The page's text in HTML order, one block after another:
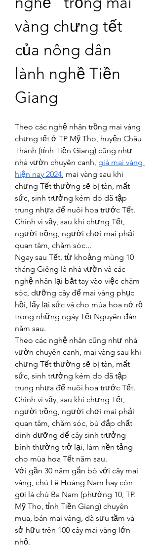
vàng chưng tết
của nông dân
lành nghề Tiền
Giang
Theo các nghệ nhân trồng mai vàng
chưng tết ở TP Mỹ Tho, huyện Châu
Thành (tỉnh Tiền Giang) cũng như
nhà vườn chuyên canh, giá mai vàng
hiện nay 2024, mai vàng sau khi
chưng Tết thường sẽ bị tàn, mất
sức, sinh trưởng kém do đã tập
trung nhựa để nuôi hoa trước Tết.
Chính vì vậy, sau khi chưng Tết,
người trồng, người chơi mai phải
quan tâm, chăm sóc...
Ngay sau Tết, từ khoảng mùng 10
tháng Giêng là nhà vườn và các
nghệ nhân lại bắt tay vào việc chăm
sóc, dưỡng cây để mai vàng phục
hồi, lấy lại sức và cho mùa hoa nở rộ
trong những ngày Tết Nguyên đán
năm sau.
Theo các nghệ nhân cũng như nhà
vườn chuyên canh, mai vàng sau khi
chưng Tết thường sẽ bị tàn, mất
sức, sinh trưởng kém do đã tập
trung nhựa để nuôi hoa trước Tết.
Chính vì vậy, sau khi chưng Tết,
người trồng, người chơi mai phải
quan tâm, chăm sóc, bù đắp chất
dinh dưỡng để cây sinh trưởng
bình thường trở lại, làm nền tảng
cho mùa hoa Tết năm sau.
Với gần 30 năm gắn bó với cây mai
vàng, chú Lê Hoàng Nam hay còn
gọi là chú Ba Nam (phường 10, TP.
Mỹ Tho, tỉnh Tiền Giang) chuyên
mua, bán mai vàng, đã sưu tầm và
sở hữu trên 100 cây mai vàng lớn
nhỏ.